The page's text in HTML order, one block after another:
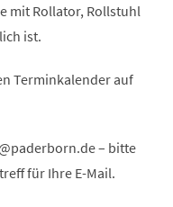
mit Rollator, Rollstuhl
ist.
Terminkalender auf
paderborn de– bitte
für Ihre E-Mail.